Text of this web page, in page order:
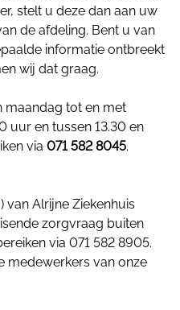
stelt u deze dan aan uw
de afdeling. Bent u van
informatie ontbreekt
wij dat graag.
maandag tot en met
uur en tussen 13.30 en
via 071 582 8045.
van Alrijne Ziekenhuis
zorgvraag buiten
via 071 582 8905.
medewerkers van onze